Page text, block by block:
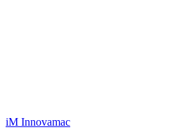
iM Innovamac